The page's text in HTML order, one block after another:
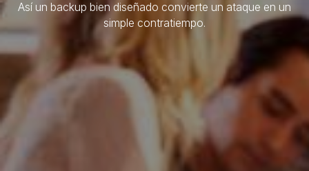
Así un backup bien diseñado convierte un ataque en un
simple contratiempo.